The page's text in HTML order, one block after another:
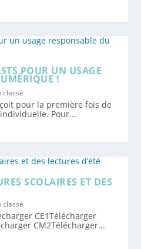
POUR UN USAGE
!
classé
pour la première fois de
Pour...
SCOLAIRES ET DES
classé
CE1Télécharger
CM2Télécharger...